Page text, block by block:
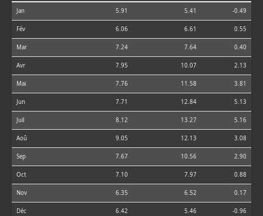
Jan 5.91 5.41 -0.49
Fév 6.06 6.61 0.55
Mar 7.24 7.64 0.40
Avr 7.95 10.07 2.13
Mai 7.76 11.58 3.81
Jun 7.71 12.84 5.13
Juil 8.12 13.27 5.16
Aoû 9.05 12.13 3.08
Sep 7.67 10.56 2.90
Oct 7.10 7.97 0.88
Nov 6.35 6.52 0.17
Déc 6.42 5.46 -0.96